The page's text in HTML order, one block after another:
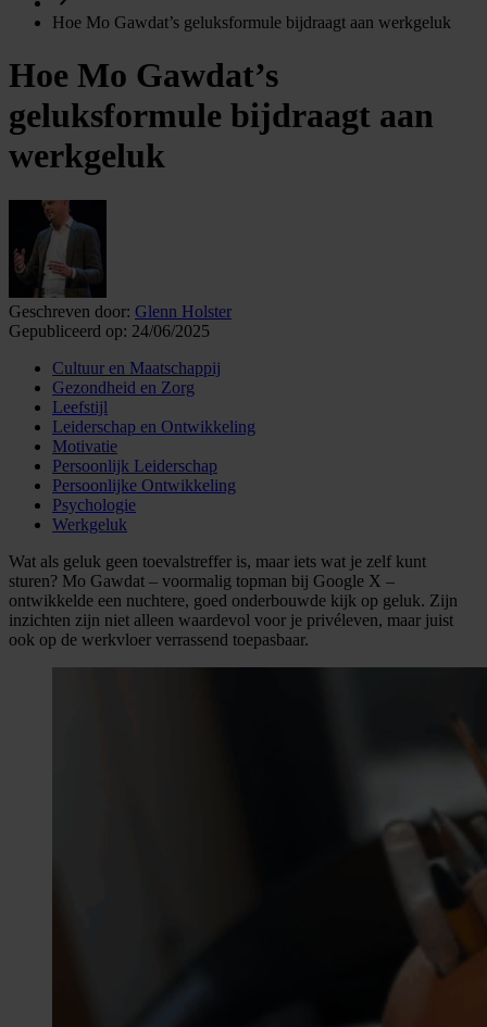
Hoe Mo Gawdat’s geluksformule bijdraagt aan werkgeluk
Hoe Mo Gawdat’s
geluksformule bijdraagt aan
werkgeluk
Geschreven door: Glenn Holster
Gepubliceerd op: 24/06/2025
Cultuur en Maatschappij
Gezondheid en Zorg
Leefstijl
Leiderschap en Ontwikkeling
Motivatie
Persoonlijk Leiderschap
Persoonlijke Ontwikkeling
Psychologie
Werkgeluk
Wat als geluk geen toevalstreffer is, maar iets wat je zelf kunt
sturen? Mo Gawdat – voormalig topman bij Google X –
ontwikkelde een nuchtere, goed onderbouwde kijk op geluk. Zijn
inzichten zijn niet alleen waardevol voor je privéleven, maar juist
ook op de werkvloer verrassend toepasbaar.